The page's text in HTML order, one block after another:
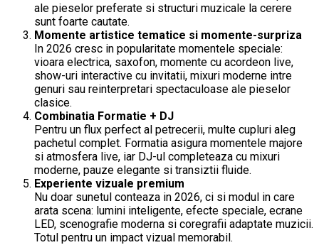
ale pieselor preferate si structuri muzicale la cerere
sunt foarte cautate.
Momente artistice tematice si momente-surpriza
In 2026 cresc in popularitate momentele speciale:
vioara electrica, saxofon, momente cu acordeon live,
show-uri interactive cu invitatii, mixuri moderne intre
genuri sau reinterpretari spectaculoase ale pieselor
clasice.
Combinatia Formatie + DJ
Pentru un flux perfect al petrecerii, multe cupluri aleg
pachetul complet. Formatia asigura momentele majore
si atmosfera live, iar DJ-ul completeaza cu mixuri
moderne, pauze elegante si transiztii fluide.
Experiente vizuale premium
Nu doar sunetul conteaza in 2026, ci si modul in care
arata scena: lumini inteligente, efecte speciale, ecrane
LED, scenografie moderna si coregrafii adaptate muzicii.
Totul pentru un impact vizual memorabil.